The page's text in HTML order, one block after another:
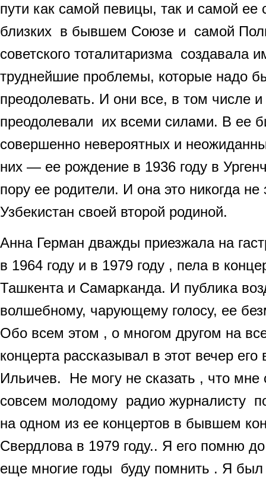
пути как самой певицы, так и самой ее
близких в бывшем Союзе и самой
советского тоталитаризма создавала
труднейшие проблемы, которые надо
преодолевать. И они все, в том числе
преодолевали их всеми силами. В ее
совершенно невероятных и
них — ее рождение в 1936 году в
пору ее родители. И она это никогда
Узбекистан своей второй родиной.
Анна Герман дважды приезжала на
в 1964 году и в 1979 году , пела в
Ташкента и Самарканда. И публика
волшебному, чарующему голосу, ее
Обо всем этом , о многом другом на
концерта рассказывал в этот вечер
Ильичев. Не могу не сказать , что мне
совсем молодому радио журналисту
на одном из ее концертов в бывшем
Свердлова в 1979 году.. Я его помню
еще многие годы буду помнить . Я был